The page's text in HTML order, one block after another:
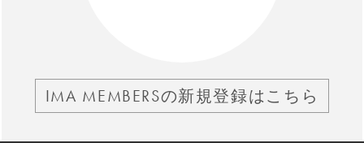
IMA MEMBERSの新規登録はこちら